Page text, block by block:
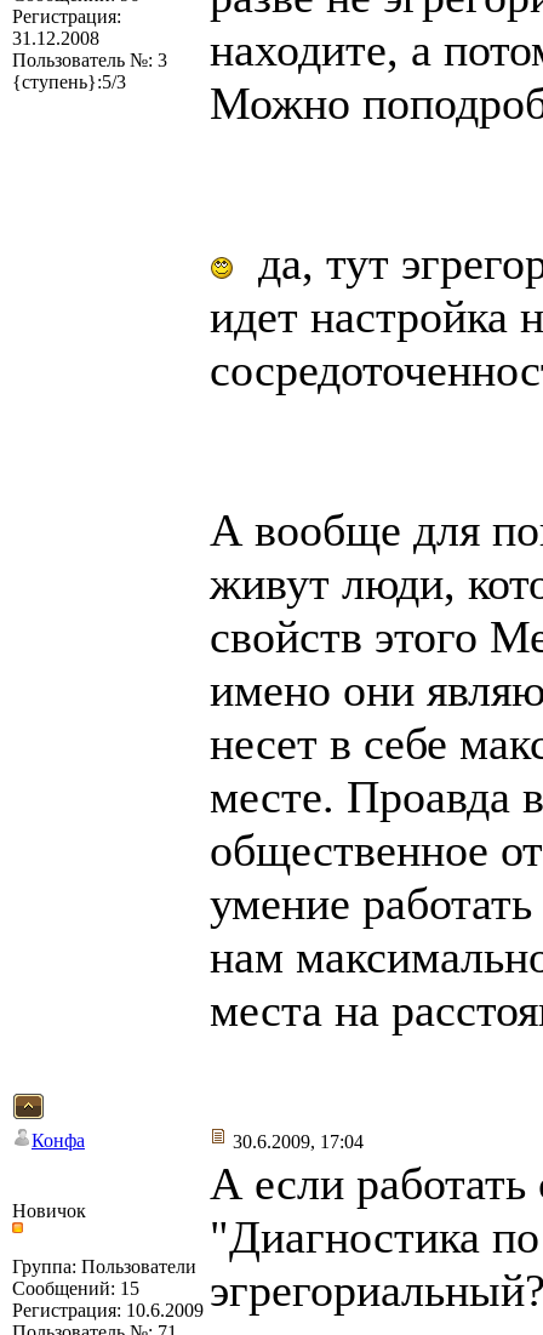
Регистрация:
31.12.2008
Пользователь №: 3
{ступень}:5/3
находите, а
Можно
да, тут
идет настройка
А вообще для
живут люди,
свойств этого
имено они
несет в себе
месте. Проавда
общественное
умение
нам
места на
Конфа 30.6.2009, 17:04
Новичок
Группа: Пользователи
Сообщений: 15
Регистрация: 10.6.2009
А если
"Диагностика